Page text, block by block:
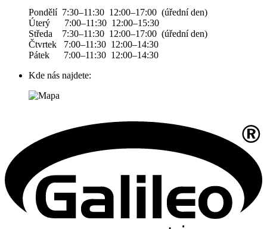
Pondělí 7:30–11:30 12:00–17:00 (úřední den)
Úterý 7:00–11:30 12:00–15:30
Středa 7:30–11:30 12:00–17:00 (úřední den)
Čtvrtek 7:00–11:30 12:00–14:30
Pátek 7:00–11:30 12:00–14:30
Kde nás najdete: